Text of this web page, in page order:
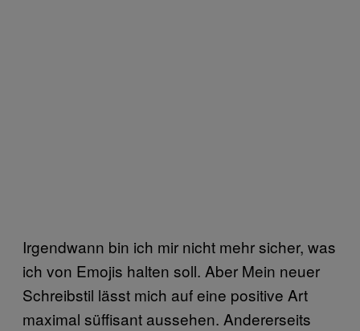
Irgendwann bin ich mir nicht mehr sicher, was
ich von Emojis halten soll. Aber Mein neuer
Schreibstil lässt mich auf eine positive Art
maximal süffisant aussehen. Andererseits